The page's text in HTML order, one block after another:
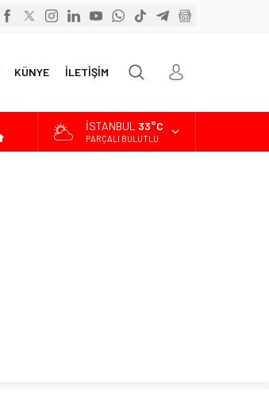
KÜNYE İLETİŞİM
İSTANBUL 33°C
PARÇALI BULUTLU